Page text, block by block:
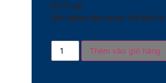
ĐVT: cái
Sản phẩm liên quan: Đế bản
Thêm vào giỏ hàng